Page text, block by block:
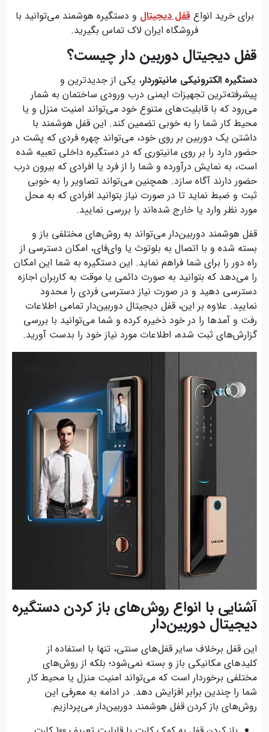
برای خرید انواعقفل دیجیتال و دستگیره هوشمند می‌توانید با
فروشگاه ایران لاک تماس بگیرید.
قفل دیجیتال دوربین‌ دار چیست؟
دستگیره الکترونیکی مانیتوردار، یکی از جدیدترین و
پیشرفته‌ترین تجهیزات ایمنی درب ورودی ساختمان به شمار
می‌رود که با قابلیت‌های متنوع خود می‌تواند امنیت منزل و یا
محیط کار شما را به خوبی تضمین کند. این قفل هوشمند با
داشتن یک دوربین بر روی خود، می‌تواند چهره فردی که پشت در
حضور دارد را بر روی مانیتوری که در دستگیره داخلی تعبیه شده
است، به نمایش درآورده و شما را از فرد یا افرادی که بیرون درب
حضور دارند آگاه سازد. همچنین می‌تواند تصاویر را به خوبی
ثبت و ضبط نماید تا در صورت نیاز بتوانید افرادی که به محل
مورد نظر وارد یا خارج شده‌اند را بررسی نمایید.
قفل هوشمند دوربین‌دار می‌تواند به روش‌های مختلفی باز و
بسته شده و با اتصال به بلوتوث یا وای‌فای، امکان دسترسی از
راه دور را برای شما فراهم نماید. این دستگیره به شما این امکان
را می‌دهد که بتوانید به صورت دائمی یا موقت به کاربران اجازه
دسترسی دهید و در صورت نیاز دسترسی فردی را محدود
نمایید. علاوه بر این، قفل دیجیتال دوربین‌دار تمامی اطلاعات
رفت و آمدها را در خود ذخیره کرده و شما می‌توانید با بررسی
گزارش‌های ثبت شده، اطلاعات مورد نیاز خود را بدست آورید.
آشنایی با انواع روش‌های باز کردن دستگیره
دیجیتال دوربین‌دار
این قفل برخلاف سایر قفل‌های سنتی، تنها با استفاده از
کلیدهای مکانیکی باز و بسته نمی‌شود؛ بلکه از روش‌های
مختلفی برخوردار است که می‌تواند امنیت منزل یا محیط کار
شما را چندین برابر افزایش دهد. در ادامه به معرفی این
روش‌های باز کردن قفل هوشمند دوربین‌دار می‌پردازیم.